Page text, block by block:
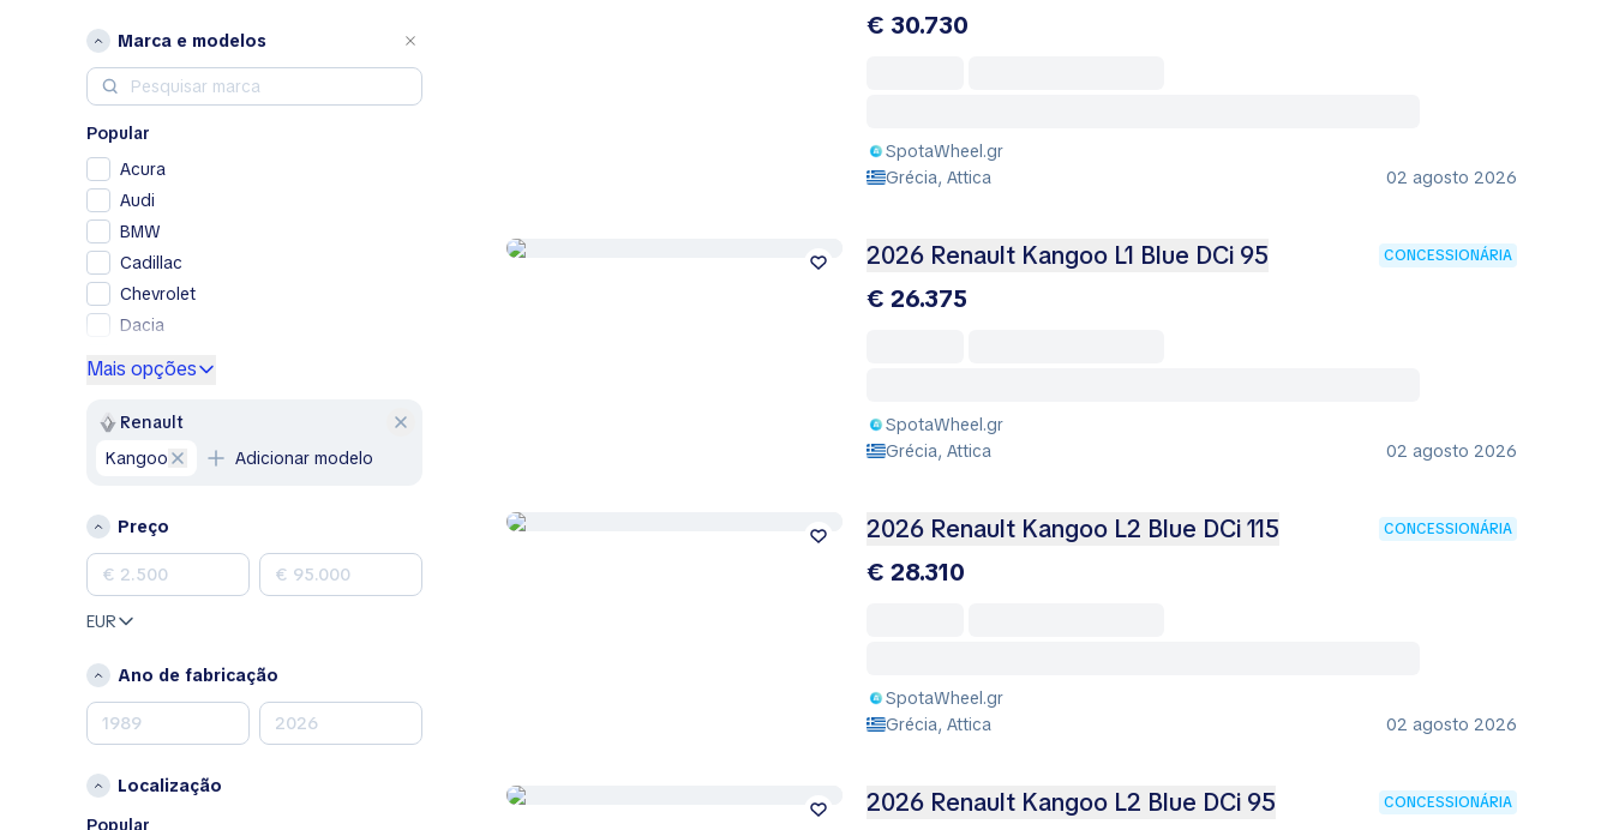
Marca e modelos
Popular
Acura
Audi
BMW
Cadillac
Chevrolet
Dacia
GMC
Land Rover
Mercedes-Benz
MINI
Nissan
Peugeot
Porsche
Mais opções
Renault
Kangoo
Adicionar modelo
Preço
EUR
Ano de fabricação
Localização
Popular
€ 30.730
SpotaWheel.gr
Grécia, Attica
02 agosto 2026
2026 Renault Kangoo L1 Blue DCi 95 CONCESSIONÁRIA
€ 26.375
SpotaWheel.gr
Grécia, Attica
02 agosto 2026
2026 Renault Kangoo L2 Blue DCi 115 CONCESSIONÁRIA
€ 28.310
SpotaWheel.gr
Grécia, Attica
02 agosto 2026
2026 Renault Kangoo L2 Blue DCi 95 CONCESSIONÁRIA